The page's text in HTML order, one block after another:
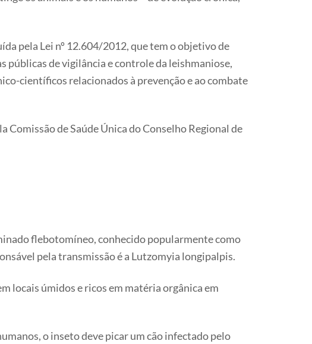
pela Lei nº 12.604/2012, que tem o objetivo de
públicas de vigilância e controle da leishmaniose,
científicos relacionados à prevenção e ao combate
Comissão de Saúde Única do Conselho Regional de
flebotomíneo, conhecido popularmente como
pela transmissão é a Lutzomyia longipalpis.
locais úmidos e ricos em matéria orgânica em
o inseto deve picar um cão infectado pelo